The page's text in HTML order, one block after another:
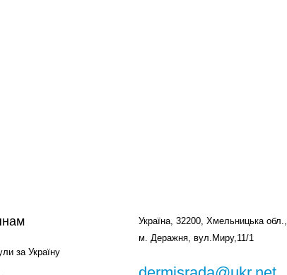
за Україну
Україна, 32200, Хмельницька обл.,
м. Деражня, вул.Миру,11/1